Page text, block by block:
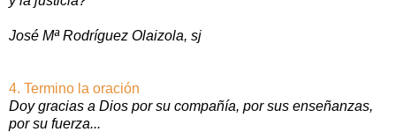
José Mª Rodríguez Olaizola, sj
4. Termino la oración
Doy gracias a Dios por su compañía, por sus enseñanzas,
por su fuerza...